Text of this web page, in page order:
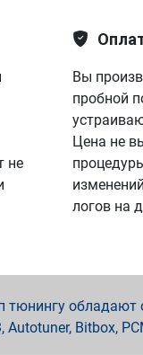
не
Вы
пробной
Цена не
логов на
тюнингу обладают
Autotuner, Bitbox,